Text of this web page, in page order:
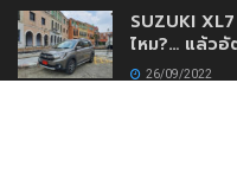
SUZUKI
ไหม?… แล้วอั
26/09/2022